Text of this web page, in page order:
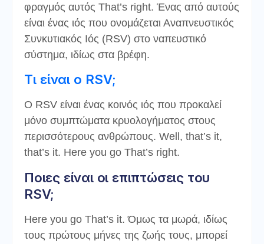
φραγμός αυτός That’s right. Ένας από αυτούς
είναι ένας ιός που ονομάζεται Αναπνευστικός
Συνκυτιακός Ιός (RSV) στο ναπευστικό
σύστημα, ιδίως στα βρέφη.
Τι είναι ο RSV;
Ο RSV είναι ένας κοινός ιός που προκαλεί
μόνο συμπτώματα κρυολογήματος στους
περισσότερους ανθρώπους. Well, that’s it,
that’s it. Here you go That’s right.
Ποιες είναι οι επιπτώσεις του
RSV;
Here you go That’s it. Όμως τα μωρά, ιδίως
τους πρώτους μήνες της ζωής τους, μπορεί